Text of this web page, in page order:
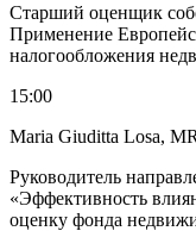
Старший оценщик
Применение
налогообложения
15:00
Maria Giuditta Losa,
Руководитель
«Эффективность
оценку фонда